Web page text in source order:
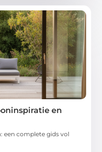
en
een complete gids vol